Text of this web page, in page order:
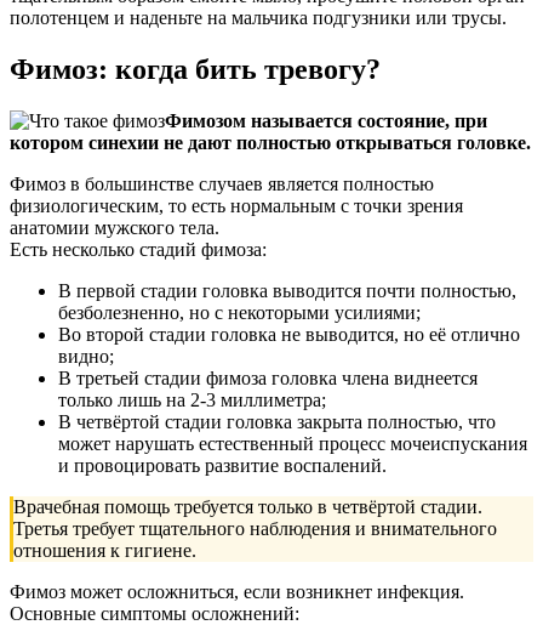
полотенцем и наденьте на мальчика подгузники или трусы.
Фимоз: когда бить тревогу?
Фимозом называется состояние, при
котором синехии не дают полностью открываться головке.
Фимоз в большинстве случаев является полностью
физиологическим, то есть нормальным с точки зрения
анатомии мужского тела.
Есть несколько стадий фимоза:
В первой стадии головка выводится почти полностью,
безболезненно, но с некоторыми усилиями;
Во второй стадии головка не выводится, но её отлично
видно;
В третьей стадии фимоза головка члена виднеется
только лишь на 2-3 миллиметра;
В четвёртой стадии головка закрыта полностью, что
может нарушать естественный процесс мочеиспускания
и провоцировать развитие воспалений.
Врачебная помощь требуется только в четвёртой стадии.
Третья требует тщательного наблюдения и внимательного
отношения к гигиене.
Фимоз может осложниться, если возникнет инфекция.
Основные симптомы осложнений: